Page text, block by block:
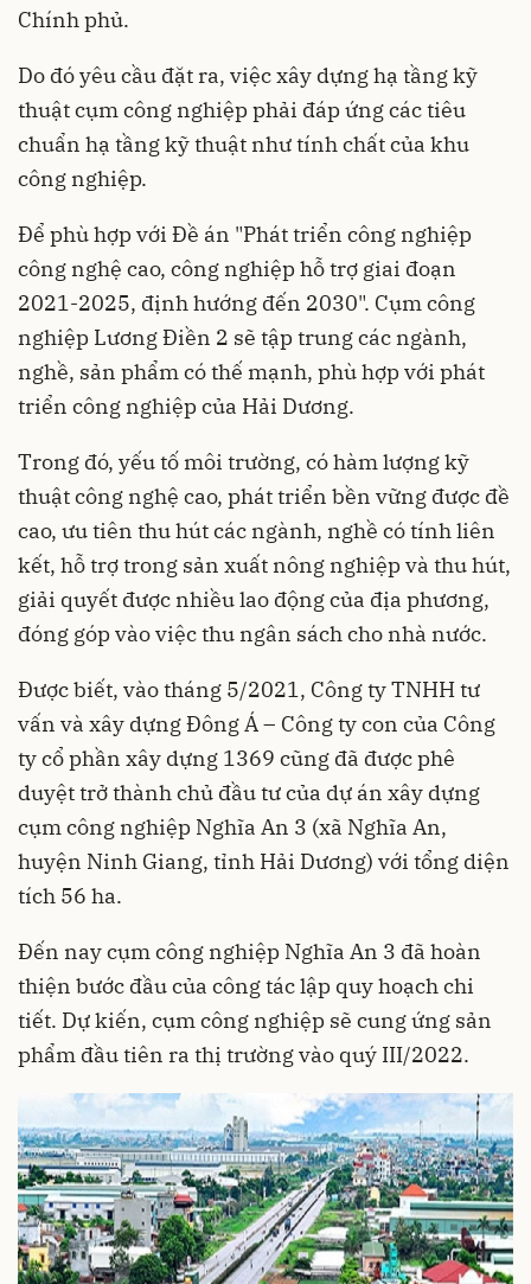
Chính phủ.
Do đó yêu cầu đặt ra, việc xây dựng hạ tầng kỹ
thuật cụm công nghiệp phải đáp ứng các tiêu
chuẩn hạ tầng kỹ thuật như tính chất của khu
công nghiệp.
Để phù hợp với Đề án "Phát triển công nghiệp
công nghệ cao, công nghiệp hỗ trợ giai đoạn
2021-2025, định hướng đến 2030". Cụm công
nghiệp Lương Điền 2 sẽ tập trung các ngành,
nghề, sản phẩm có thế mạnh, phù hợp với phát
triển công nghiệp của Hải Dương.
Trong đó, yếu tố môi trường, có hàm lượng kỹ
thuật công nghệ cao, phát triển bền vững được đề
cao, ưu tiên thu hút các ngành, nghề có tính liên
kết, hỗ trợ trong sản xuất nông nghiệp và thu hút,
giải quyết được nhiều lao động của địa phương,
đóng góp vào việc thu ngân sách cho nhà nước.
Được biết, vào tháng 5/2021, Công ty TNHH tư
vấn và xây dựng Đông Á – Công ty con của Công
ty cổ phần xây dựng 1369 cũng đã được phê
duyệt trở thành chủ đầu tư của dự án xây dựng
cụm công nghiệp Nghĩa An 3 (xã Nghĩa An,
huyện Ninh Giang, tỉnh Hải Dương) với tổng diện
tích 56 ha.
Đến nay cụm công nghiệp Nghĩa An 3 đã hoàn
thiện bước đầu của công tác lập quy hoạch chi
tiết. Dự kiến, cụm công nghiệp sẽ cung ứng sản
phẩm đầu tiên ra thị trường vào quý III/2022.